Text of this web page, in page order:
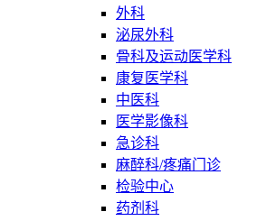
外科
泌尿外科
骨科及运动医学科
康复医学科
中医科
医学影像科
急诊科
麻醉科/疼痛门诊
检验中心
药剂科